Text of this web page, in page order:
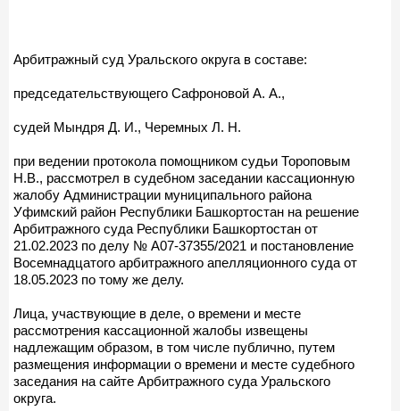
Арбитражный суд Уральского округа в составе:
председательствующего Сафроновой А. А.,
судей Мындря Д. И., Черемных Л. Н.
при ведении протокола помощником судьи Тороповым
Н.В., рассмотрел в судебном заседании кассационную
жалобу Администрации муниципального района
Уфимский район Республики Башкортостан на решение
Арбитражного суда Республики Башкортостан от
21.02.2023 по делу № А07-37355/2021 и постановление
Восемнадцатого арбитражного апелляционного суда от
18.05.2023 по тому же делу.
Лица, участвующие в деле, о времени и месте
рассмотрения кассационной жалобы извещены
надлежащим образом, в том числе публично, путем
размещения информации о времени и месте судебного
заседания на сайте Арбитражного суда Уральского
округа.